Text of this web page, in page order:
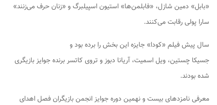
«بابل» دمین شازل، «فابلمن‌ها» استیون اسپیلبرگ و «زنان حرف می‌زنند»
سارا پولی رقابت می‌کنند.
سال پیش فیلم «کودا» جایزه این بخش را برده بود و
جسیکا چستین، ویل اسمیت، آریانا دبوز و تروی کاتسر برنده جوایز بازیگری
شده بودند.
معرفی نامزدهای بیست و نهمین دوره جوایز انجمن بازیگران فصل اهدای